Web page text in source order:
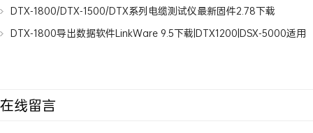
DTX-1800/DTX-1500/DTX系列电缆测试仪最新固件2.78下载
DTX-1800导出数据软件LinkWare 9.5下载|DTX1200|DSX-5000适用
在线留言